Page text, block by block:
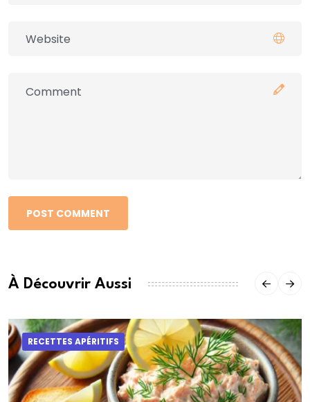
POST COMMENT
À Découvrir Aussi
RECETTES APÉRITIFS